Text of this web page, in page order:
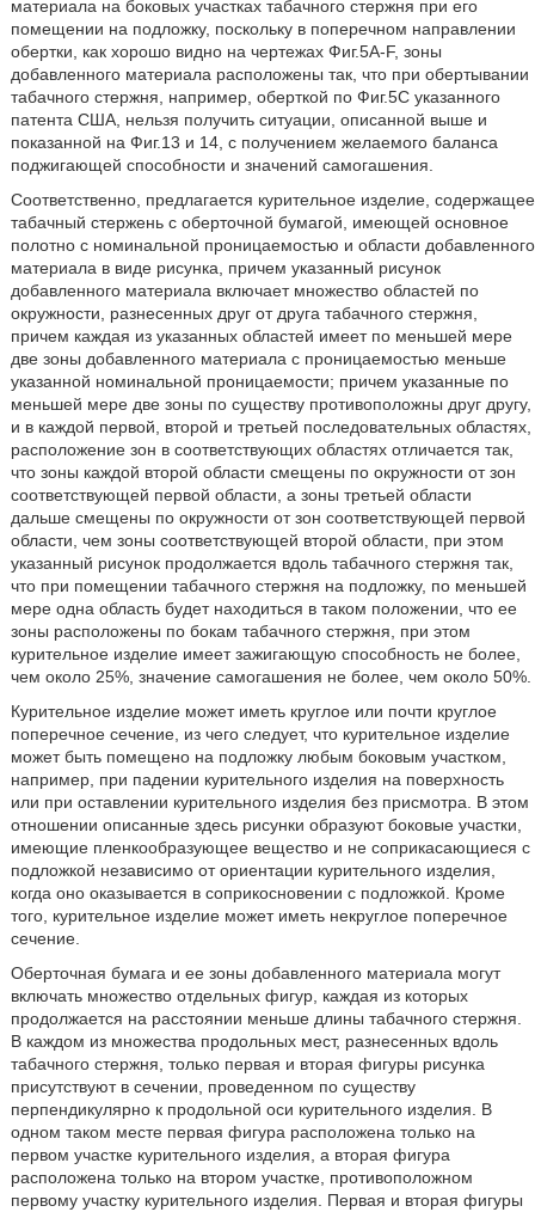
материала на боковых участках табачного стержня при его
помещении на подложку, поскольку в поперечном направлении
обертки, как хорошо видно на чертежах Фиг.5А-F, зоны
добавленного материала расположены так, что при обертывании
табачного стержня, например, оберткой по Фиг.5С указанного
патента США, нельзя получить ситуации, описанной выше и
показанной на Фиг.13 и 14, с получением желаемого баланса
поджигающей способности и значений самогашения.
Соответственно, предлагается курительное изделие, содержащее
табачный стержень с оберточной бумагой, имеющей основное
полотно с номинальной проницаемостью и области добавленного
материала в виде рисунка, причем указанный рисунок
добавленного материала включает множество областей по
окружности, разнесенных друг от друга табачного стержня,
причем каждая из указанных областей имеет по меньшей мере
две зоны добавленного материала с проницаемостью меньше
указанной номинальной проницаемости; причем указанные по
меньшей мере две зоны по существу противоположны друг другу,
и в каждой первой, второй и третьей последовательных областях,
расположение зон в соответствующих областях отличается так,
что зоны каждой второй области смещены по окружности от зон
соответствующей первой области, а зоны третьей области
дальше смещены по окружности от зон соответствующей первой
области, чем зоны соответствующей второй области, при этом
указанный рисунок продолжается вдоль табачного стержня так,
что при помещении табачного стержня на подложку, по меньшей
мере одна область будет находиться в таком положении, что ее
зоны расположены по бокам табачного стержня, при этом
курительное изделие имеет зажигающую способность не более,
чем около 25%, значение самогашения не более, чем около 50%.
Курительное изделие может иметь круглое или почти круглое
поперечное сечение, из чего следует, что курительное изделие
может быть помещено на подложку любым боковым участком,
например, при падении курительного изделия на поверхность
или при оставлении курительного изделия без присмотра. В этом
отношении описанные здесь рисунки образуют боковые участки,
имеющие пленкообразующее вещество и не соприкасающиеся с
подложкой независимо от ориентации курительного изделия,
когда оно оказывается в соприкосновении с подложкой. Кроме
того, курительное изделие может иметь некруглое поперечное
сечение.
Оберточная бумага и ее зоны добавленного материала могут
включать множество отдельных фигур, каждая из которых
продолжается на расстоянии меньше длины табачного стержня.
В каждом из множества продольных мест, разнесенных вдоль
табачного стержня, только первая и вторая фигуры рисунка
присутствуют в сечении, проведенном по существу
перпендикулярно к продольной оси курительного изделия. В
одном таком месте первая фигура расположена только на
первом участке курительного изделия, а вторая фигура
расположена только на втором участке, противоположном
первому участку курительного изделия. Первая и вторая фигуры